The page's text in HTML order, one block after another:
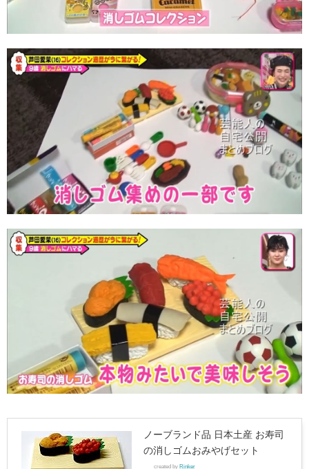
ノーブランド品 日本土産 お寿司
の消しゴムおみやげセット
created by Rinker